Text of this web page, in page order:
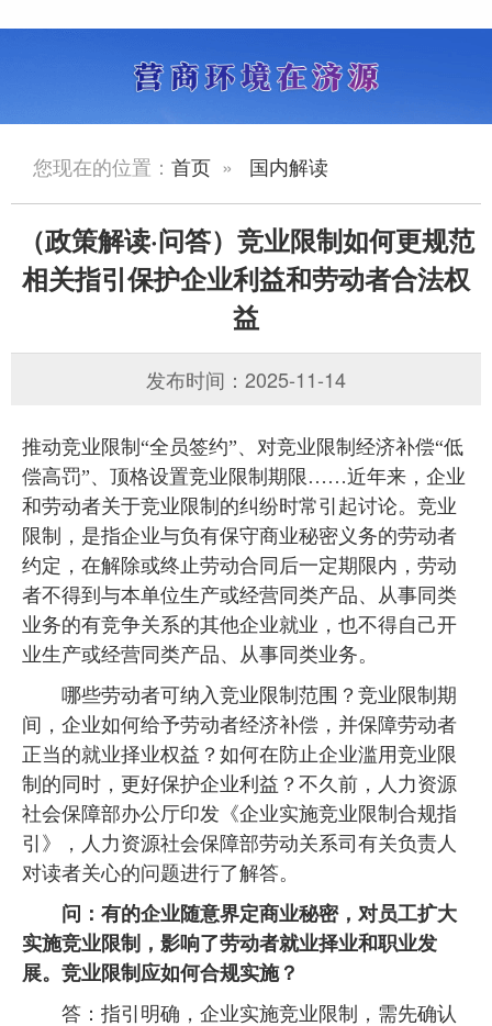
您现在的位置： 首页 » 国内解读
（政策解读·问答）竞业限制如何更规范
相关指引保护企业利益和劳动者合法权
益
发布时间：2025-11-14
推动竞业限制“全员签约”、对竞业限制经济补偿“低
偿高罚”、顶格设置竞业限制期限……近年来，企业
和劳动者关于竞业限制的纠纷时常引起讨论。竞业
限制，是指企业与负有保守商业秘密义务的劳动者
约定，在解除或终止劳动合同后一定期限内，劳动
者不得到与本单位生产或经营同类产品、从事同类
业务的有竞争关系的其他企业就业，也不得自己开
业生产或经营同类产品、从事同类业务。
哪些劳动者可纳入竞业限制范围？竞业限制期
间，企业如何给予劳动者经济补偿，并保障劳动者
正当的就业择业权益？如何在防止企业滥用竞业限
制的同时，更好保护企业利益？不久前，人力资源
社会保障部办公厅印发《企业实施竞业限制合规指
引》，人力资源社会保障部劳动关系司有关负责人
对读者关心的问题进行了解答。
问：有的企业随意界定商业秘密，对员工扩大
实施竞业限制，影响了劳动者就业择业和职业发
展。竞业限制应如何合规实施？
答：指引明确，企业实施竞业限制，需先确认